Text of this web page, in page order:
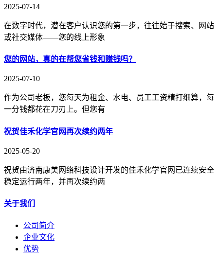
2025-07-14
在数字时代，潜在客户认识您的第一步，往往始于搜索、网站
或社交媒体——您的线上形象
您的网站，真的在帮您省钱和赚钱吗？
2025-07-10
作为公司老板，您每天为租金、水电、员工工资精打细算，每
一分钱都花在刀刃上。但您有
祝贺佳禾化学官网再次续约两年
2025-05-20
祝贺由济南康美网络科技设计开发的佳禾化学官网已连续安全
稳定运行两年，并再次续约两
关于我们
公司简介
企业文化
优势